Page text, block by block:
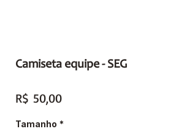
Camiseta equipe - SEG
R$ 50,00Preço
Tamanho *